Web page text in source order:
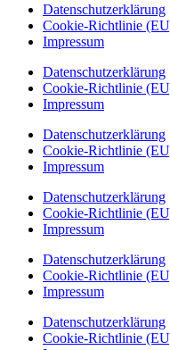
Datenschutzerklärung
Cookie-Richtlinie
Impressum
Datenschutzerklärung
Cookie-Richtlinie
Impressum
Datenschutzerklärung
Cookie-Richtlinie
Impressum
Datenschutzerklärung
Cookie-Richtlinie
Impressum
Datenschutzerklärung
Cookie-Richtlinie
Impressum
Datenschutzerklärung
Cookie-Richtlinie